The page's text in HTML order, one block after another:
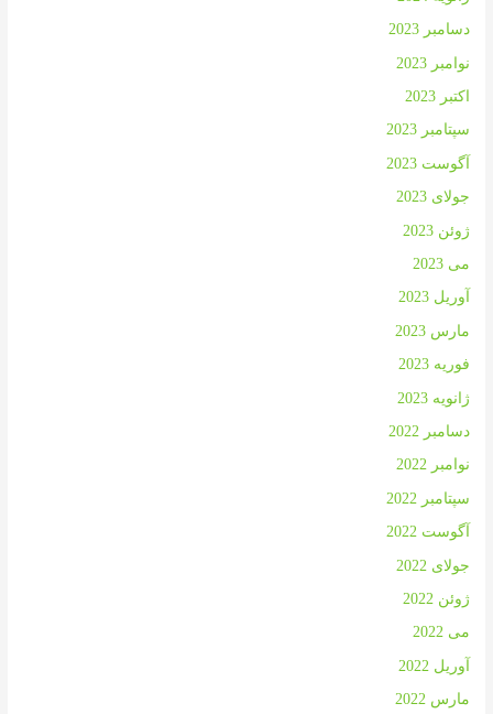
دسامبر 2023
نوامبر 2023
اکتبر 2023
سپتامبر 2023
آگوست 2023
جولای 2023
ژوئن 2023
می 2023
آوریل 2023
مارس 2023
فوریه 2023
ژانویه 2023
دسامبر 2022
نوامبر 2022
سپتامبر 2022
آگوست 2022
جولای 2022
ژوئن 2022
می 2022
آوریل 2022
مارس 2022